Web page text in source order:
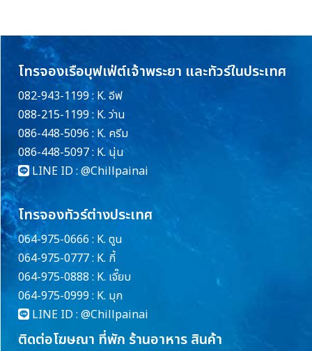
โทรจองเรือบุฟเฟ่ต์เจ้าพระยา และทัวร์ในประเทศ
082-943-1199 : K. อีฟ
088-215-1199 : K. ว่าน
086-448-5096 : K. ครีม
086-448-5097 : K. นุ่น
LINE ID : @Chillpainai
โทรจองทัวร์ต่างประเทศ
064-975-0666 : K. ตูน
064-975-0777 : K. กี้
064-975-0888 : K. เจี๊ยบ
064-975-0999 : K. มุก
LINE ID : @Chillpainai
ติดต่อโฆษณา ที่พัก ร้านอาหาร สินค้า